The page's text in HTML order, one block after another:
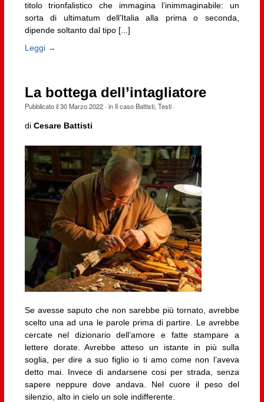
titolo trionfalistico che immagina l’inimmaginabile: un
sorta di ultimatum dell’Italia alla prima o seconda,
dipende soltanto dal tipo [...]
Leggi →
La bottega dell’intagliatore
Pubblicato il30 Marzo 2022· in Il caso Battisti, Testi·
di Cesare Battisti
Se avesse saputo che non sarebbe più tornato, avrebbe
scelto una ad una le parole prima di partire. Le avrebbe
cercate nel dizionario dell’amore e fatte stampare a
lettere dorate. Avrebbe atteso un istante in più sulla
soglia, per dire a suo figlio io ti amo come non l’aveva
detto mai. Invece di andarsene cosi per strada, senza
sapere neppure dove andava. Nel cuore il peso del
silenzio, alto in cielo un sole indifferente.